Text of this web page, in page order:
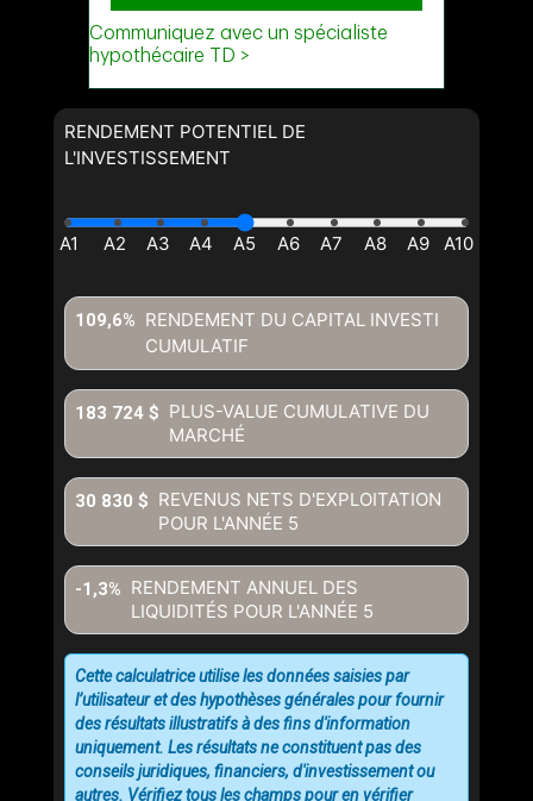
RENDEMENT POTENTIEL DE
L'INVESTISSEMENT
RENDEMENT DU CAPITAL INVESTI
CUMULATIF
109,6%
PLUS-VALUE CUMULATIVE DU
MARCHÉ
183 724 $
REVENUS NETS D'EXPLOITATION
POUR L'ANNÉE 5
30 830 $
RENDEMENT ANNUEL DES
LIQUIDITÉS POUR L'ANNÉE 5
-1,3%
Cette calculatrice utilise les données saisies par
l’utilisateur et des hypothèses générales pour fournir
des résultats illustratifs à des fins d'information
uniquement. Les résultats ne constituent pas des
conseils juridiques, financiers, d'investissement ou
autres. Vérifiez tous les champs pour en vérifier